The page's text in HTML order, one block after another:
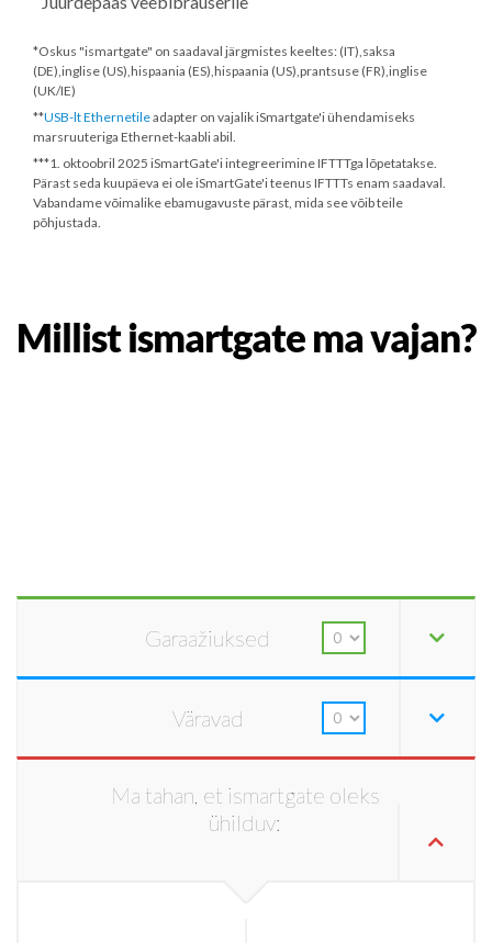
*Oskus "ismartgate" on saadaval järgmistes keeltes: (IT),saksa
(DE),inglise (US),hispaania (ES),hispaania (US),prantsuse (FR),inglise
(UK/IE)
**USB-lt Ethernetileadapter on vajalik iSmartgate'i ühendamiseks
marsruuteriga Ethernet-kaabli abil.
***1. oktoobril 2025 iSmartGate'i integreerimine IFTTTga lõpetatakse.
Pärast seda kuupäeva ei ole iSmartGate'i teenus IFTTTs enam saadaval.
Vabandame võimalike ebamugavuste pärast, mida see võib teile
põhjustada.
Millist ismartgate ma vajan?
Garaažiuksed
Väravad
Ma tahan, et ismartgate oleks
ühilduv: